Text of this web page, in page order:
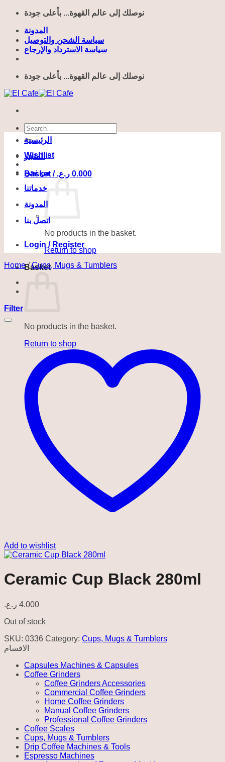
Skip
content
نوصلك إلى عالم القهوة... بأعلى جودة
المدونة
سياسة الشحن والتوصيل
سياسة الاسترداد والإرجاع
نوصلك إلى عالم القهوة... بأعلى جودة
Search
for:
Wishlist
Basket / 0.000 ر.ع.
No products in the basket.
Return to shop
Basket
No products in the basket.
Return to shop
الرئيسية
المتجر
من نحن
خدماتنا
المدونة
اتصل بنا
Login / Register
Home / Cups, Mugs & Tumblers
Filter
Add to wishlist
Ceramic Cup Black 280ml
4.000 ر.ع.
Out of stock
SKU: 0336 Category: Cups, Mugs & Tumblers
الاقسام
Capsules Machines & Capsules
Coffee Grinders
Coffee Grinders Accessories
Commercial Coffee Grinders
Home Coffee Grinders
Manual Coffee Grinders
Professional Coffee Grinders
Coffee Scales
Cups, Mugs & Tumblers
Drip Coffee Machines & Tools
Espresso Machines